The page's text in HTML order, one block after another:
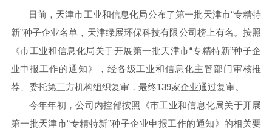
日前，天津市工业和信息化局公布了第一批天津市“专精特
新”种子企业名单，天津绿展环保科技有限公司榜上有名。按照
《市工业和信息化局关于开展第一批天津市“专精特新”种子企
业申报工作的通知》，经各级工业和信息化主管部门审核推
荐、委托第三方机构组织复审，最终139家企业通过复审。
今年年初，公司内控部按照《市工业和信息化局关于开展
第一批天津市“专精特新”种子企业申报工作的通知》的相关要